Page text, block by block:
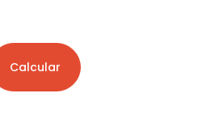
Calcular